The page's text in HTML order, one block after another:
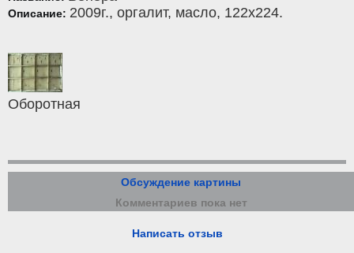
Описание: 2009г., оргалит, масло, 122x224.
Оборотная
Обсуждение картины
Комментариев пока нет
Написать отзыв